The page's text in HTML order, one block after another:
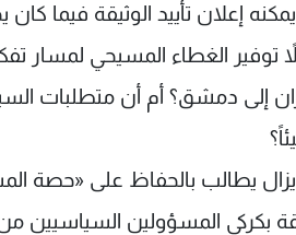
إعلان تأييد الوثيقة فيما
توفير الغطاء المسيحي لمسار
إلى دمشق؟ أم أن متطلبات
يطالب بالحفاظ على «حصة
بكركي المسؤولين